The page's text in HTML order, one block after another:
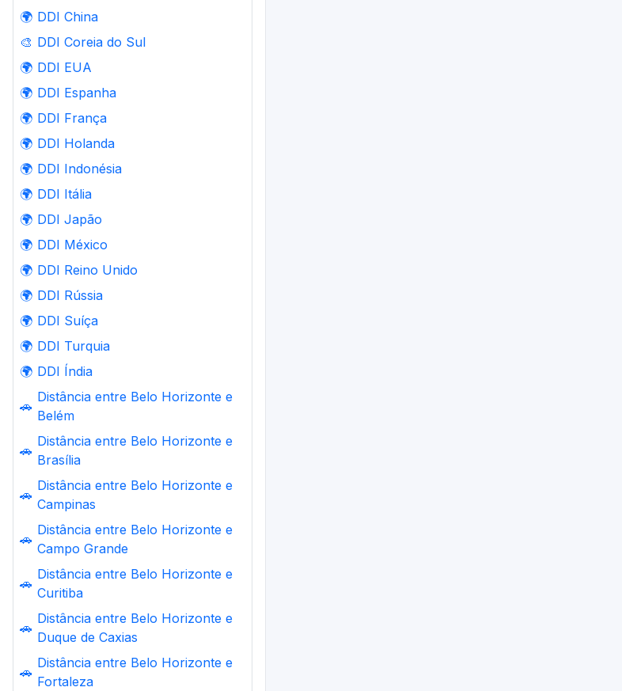
🌍 DDI China
🎨 DDI Coreia do Sul
🌍 DDI EUA
🌍 DDI Espanha
🌍 DDI França
🌍 DDI Holanda
🌍 DDI Indonésia
🌍 DDI Itália
🌍 DDI Japão
🌍 DDI México
🌍 DDI Reino Unido
🌍 DDI Rússia
🌍 DDI Suíça
🌍 DDI Turquia
🌍 DDI Índia
🚗
Distância entre Belo Horizonte e
Belém
🚗
Distância entre Belo Horizonte e
Brasília
🚗
Distância entre Belo Horizonte e
Campinas
🚗
Distância entre Belo Horizonte e
Campo Grande
🚗
Distância entre Belo Horizonte e
Curitiba
🚗
Distância entre Belo Horizonte e
Duque de Caxias
🚗
Distância entre Belo Horizonte e
Fortaleza